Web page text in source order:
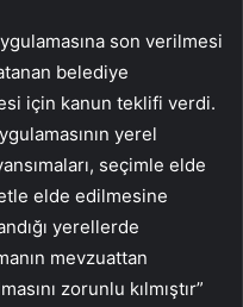
son verilmesi
belediye
için kanun teklifi verdi.
yerel
seçimle elde
elde edilmesine
yerellerde
mevzuattan
zorunlu kılmıştır”